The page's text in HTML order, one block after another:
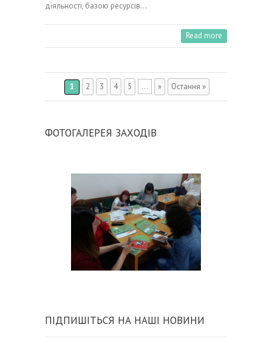
діяльності, базою ресурсів…
Read more
1 2 3 4 5 ... » Остання »
ФОТОГАЛЕРЕЯ ЗАХОДІВ
ПІДПИШІТЬСЯ НА НАШІ НОВИНИ